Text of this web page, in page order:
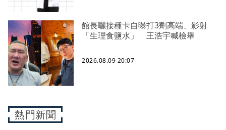
館長曬接種卡自曝打3劑高端、影射
「生理食鹽水」 王浩宇喊檢舉
2026.08.09 20:07
熱門新聞